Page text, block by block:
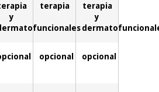
y
terapia
terapia
y
opcional opcional